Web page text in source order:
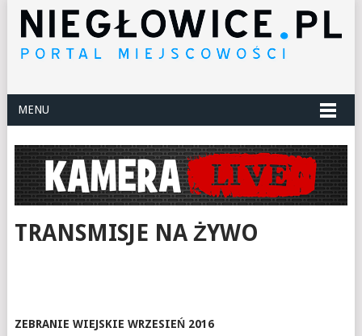
MENU
TRANSMISJE NA ŻYWO
ZEBRANIE WIEJSKIE WRZESIEŃ 2016